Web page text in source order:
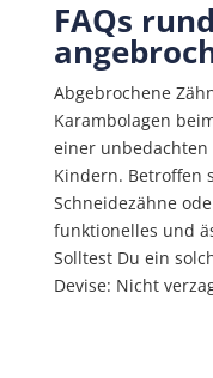
FAQs
Abgebrochene
Karambolagen
einer unbedachten
Kindern. Betroffen
Schneidezähne
funktionelles und
Solltest Du ein
Devise: Nicht